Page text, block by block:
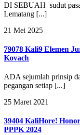
DI SEBUAH sudut
Lematang [...]
21 Mei 2025
79078 Kali9 Elemen
Kovach
ADA sejumlah prinsip
pegangan setiap [...]
25 Maret 2021
39404 KaliHore!
PPPK 2024